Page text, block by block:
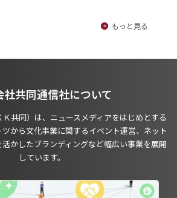
もっと見る
社共同通信社について
共同）は、ニュースメディアをはじめとする
から文化事業に関するイベント運営、ネット
かしたブランディングなど幅広い事業を展開
しています。